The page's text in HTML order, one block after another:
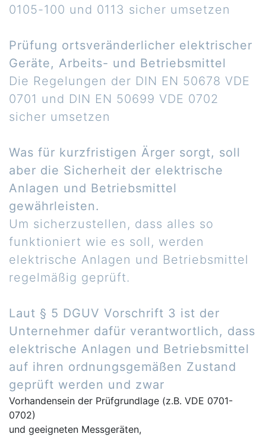
0105-100 und 0113 sicher umsetzen
Prüfung ortsveränderlicher elektrischer
Geräte, Arbeits- und Betriebsmittel
Die Regelungen der DIN EN 50678 VDE
0701 und DIN EN 50699 VDE 0702
sicher umsetzen
Was für kurzfristigen Ärger sorgt, soll
aber die Sicherheit der elektrische
Anlagen und Betriebsmittel
gewährleisten.
Um sicherzustellen, dass alles so
funktioniert wie es soll, werden
elektrische Anlagen und Betriebsmittel
regelmäßig geprüft.
Laut § 5 DGUV Vorschrift 3 ist der
Unternehmer dafür verantwortlich, dass
elektrische Anlagen und Betriebsmittel
auf ihren ordnungsgemäßen Zustand
geprüft werden und zwar
Vorhandensein der Prüfgrundlage (z.B. VDE 0701-
0702)
und geeigneten Messgeräten,